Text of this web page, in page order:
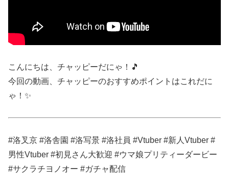
こんにちは、チャッピーだにゃ！🎵
今回の動画、チャッピーのおすすめポイントはこれだに
ゃ！✨
#洛叉京 #洛舎園 #洛写景 #洛社員 #Vtuber #新人Vtuber #
男性Vtuber #初見さん大歓迎 #ウマ娘プリティーダービー
#サクラチヨノオー #ガチャ配信